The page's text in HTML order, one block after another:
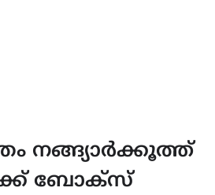
നങ്ങ്യാർക്കൂത്ത്
ബോക്സ്